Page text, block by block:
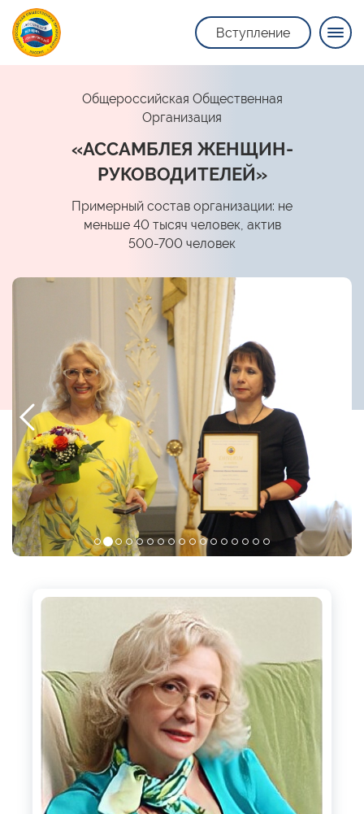
Вступление
Общероссийская Общественная
Организация
«АССАМБЛЕЯ ЖЕНЩИН-
РУКОВОДИТЕЛЕЙ»
Примерный состав организации: не
меньше 40 тысяч человек, актив
500-700 человек